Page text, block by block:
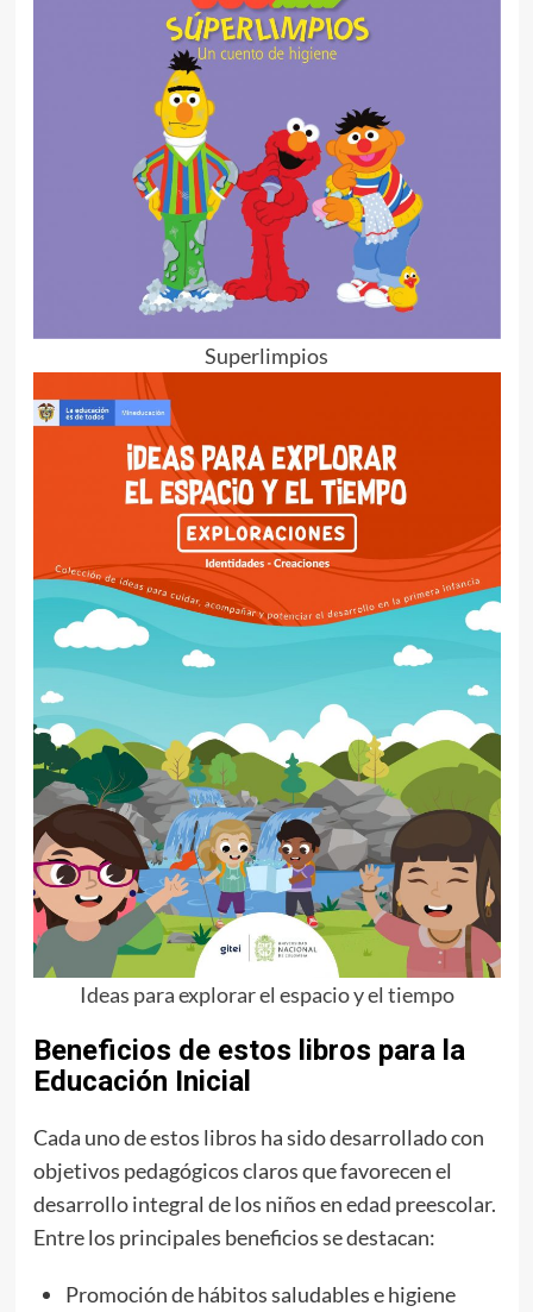
Superlimpios
Ideas para explorar el espacio y el tiempo
Beneficios de estos libros para la
Educación Inicial
Cada uno de estos libros ha sido desarrollado con
objetivos pedagógicos claros que favorecen el
desarrollo integral de los niños en edad preescolar.
Entre los principales beneficios se destacan:
Promoción de hábitos saludables e higiene